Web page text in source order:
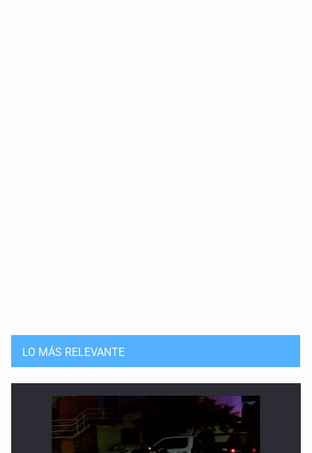
13 de Abril de 2026
Las binarias de Struve
El cielo de Atenguillo
17 de Marzo de 2026
LO MÁS RELEVANTE